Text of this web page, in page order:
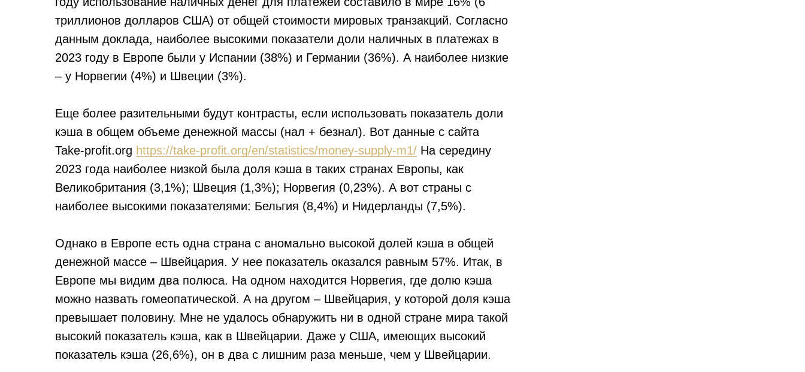
триллионов долларов США) от общей стоимости мировых транзакций. Согласно
данным доклада, наиболее высокими показатели доли наличных в платежах в
2023 году в Европе были у Испании (38%) и Германии (36%). А наиболее низкие
– у Норвегии (4%) и Швеции (3%).
Еще более разительными будут контрасты, если использовать показатель доли
кэша в общем объеме денежной массы (нал + безнал). Вот данные с сайта
Take-profit.org https://take-profit.org/en/statistics/money-supply-m1/ На середину
2023 года наиболее низкой была доля кэша в таких странах Европы, как
Великобритания (3,1%); Швеция (1,3%); Норвегия (0,23%). А вот страны с
наиболее высокими показателями: Бельгия (8,4%) и Нидерланды (7,5%).
Однако в Европе есть одна страна с аномально высокой долей кэша в общей
денежной массе – Швейцария. У нее показатель оказался равным 57%. Итак, в
Европе мы видим два полюса. На одном находится Норвегия, где долю кэша
можно назвать гомеопатической. А на другом – Швейцария, у которой доля кэша
превышает половину. Мне не удалось обнаружить ни в одной стране мира такой
высокий показатель кэша, как в Швейцарии. Даже у США, имеющих высокий
показатель кэша (26,6%), он в два с лишним раза меньше, чем у Швейцарии.